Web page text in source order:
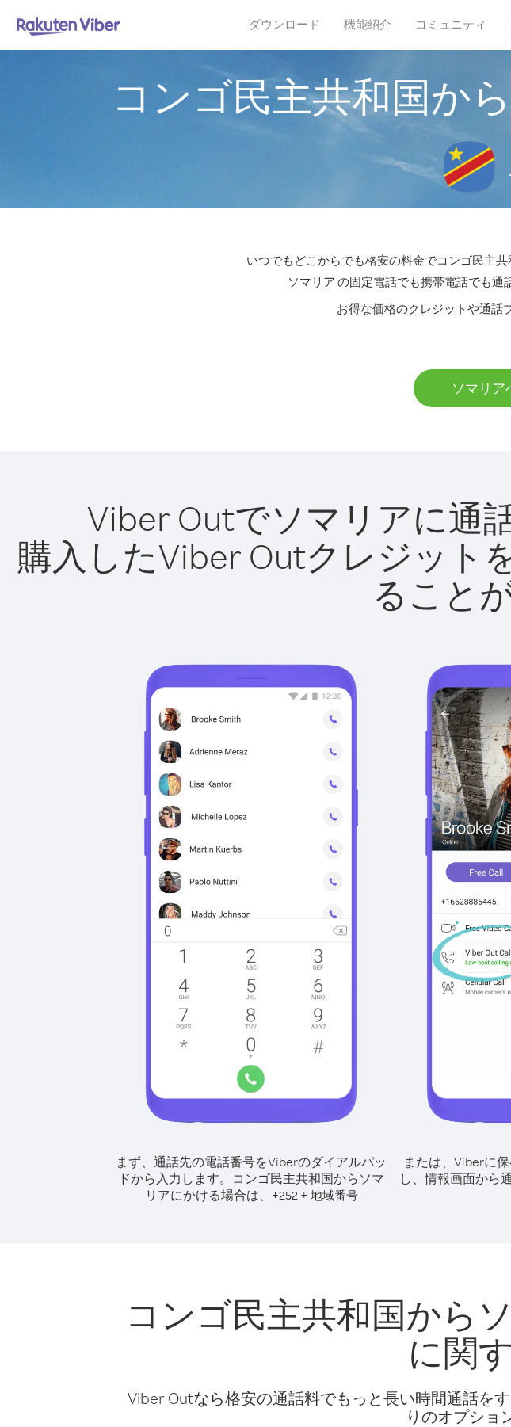
ダウンロード 機能紹介 コミュニティ
コンゴ民主共和国か
いつでもどこからでも格安の料金でコンゴ民主
ソマリア の固定電話でも携帯電話でも通
お得な価格のクレジットや通話
ソマリア
Viber Outでソマリアに通
購入したViber Outクレジット
ること
まず、通話先の電話番号をViberのダイアルパッ
ドから入力します。 コンゴ民主共和国からソマ
リアにかける場合は、
+252+ 地域番号
または、Viberに
し、情報画面から
コンゴ民主共和国から
に関
Viber Outなら格安の通話料でもっと長い時間通話を
りのオプショ